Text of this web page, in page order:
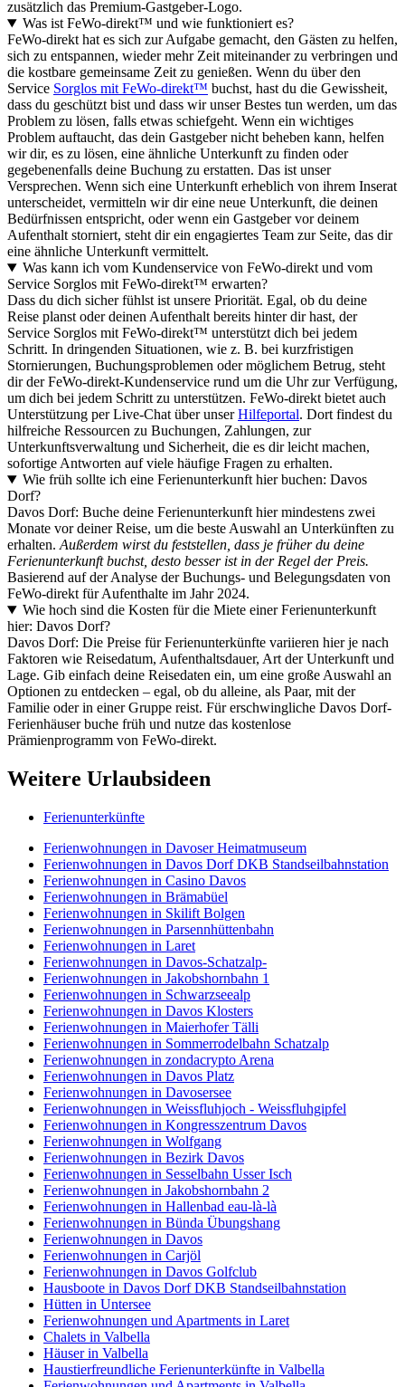
zusätzlich das Premium-Gastgeber-Logo.
Was ist FeWo-direkt™ und wie funktioniert es?
FeWo-direkt hat es sich zur Aufgabe gemacht, den Gästen zu helfen,
sich zu entspannen, wieder mehr Zeit miteinander zu verbringen und
die kostbare gemeinsame Zeit zu genießen. Wenn du über den
Service Sorglos mit FeWo-direkt™ buchst, hast du die Gewissheit,
dass du geschützt bist und dass wir unser Bestes tun werden, um das
Problem zu lösen, falls etwas schiefgeht. Wenn ein wichtiges
Problem auftaucht, das dein Gastgeber nicht beheben kann, helfen
wir dir, es zu lösen, eine ähnliche Unterkunft zu finden oder
gegebenenfalls deine Buchung zu erstatten. Das ist unser
Versprechen. Wenn sich eine Unterkunft erheblich von ihrem Inserat
unterscheidet, vermitteln wir dir eine neue Unterkunft, die deinen
Bedürfnissen entspricht, oder wenn ein Gastgeber vor deinem
Aufenthalt storniert, steht dir ein engagiertes Team zur Seite, das dir
eine ähnliche Unterkunft vermittelt.
Was kann ich vom Kundenservice von FeWo-direkt und vom
Service Sorglos mit FeWo-direkt™ erwarten?
Dass du dich sicher fühlst ist unsere Priorität. Egal, ob du deine
Reise planst oder deinen Aufenthalt bereits hinter dir hast, der
Service Sorglos mit FeWo-direkt™ unterstützt dich bei jedem
Schritt. In dringenden Situationen, wie z. B. bei kurzfristigen
Stornierungen, Buchungsproblemen oder möglichem Betrug, steht
dir der FeWo-direkt-Kundenservice rund um die Uhr zur Verfügung,
um dich bei jedem Schritt zu unterstützen. FeWo-direkt bietet auch
Unterstützung per Live-Chat über unserHilfeportal. Dort findest du
hilfreiche Ressourcen zu Buchungen, Zahlungen, zur
Unterkunftsverwaltung und Sicherheit, die es dir leicht machen,
sofortige Antworten auf viele häufige Fragen zu erhalten.
Wie früh sollte ich eine Ferienunterkunft hier buchen: Davos
Dorf?
Davos Dorf: Buche deine Ferienunterkunft hier mindestens zwei
Monate vor deiner Reise, um die beste Auswahl an Unterkünften zu
erhalten. Außerdem wirst du feststellen, dass je früher du deine
Ferienunterkunft buchst, desto besser ist in der Regel der Preis.
Basierend auf der Analyse der Buchungs- und Belegungsdaten von
FeWo-direkt für Aufenthalte im Jahr 2024.
Wie hoch sind die Kosten für die Miete einer Ferienunterkunft
hier: Davos Dorf?
Davos Dorf: Die Preise für Ferienunterkünfte variieren hier je nach
Faktoren wie Reisedatum, Aufenthaltsdauer, Art der Unterkunft und
Lage. Gib einfach deine Reisedaten ein, um eine große Auswahl an
Optionen zu entdecken – egal, ob du alleine, als Paar, mit der
Familie oder in einer Gruppe reist. Für erschwingliche Davos Dorf-
Ferienhäuser buche früh und nutze das kostenlose
Prämienprogramm von FeWo-direkt.
Weitere Urlaubsideen
Ferienunterkünfte
Ferienwohnungen in Davoser Heimatmuseum
Ferienwohnungen in Davos Dorf DKB Standseilbahnstation
Ferienwohnungen in Casino Davos
Ferienwohnungen in Brämabüel
Ferienwohnungen in Skilift Bolgen
Ferienwohnungen in Parsennhüttenbahn
Ferienwohnungen in Laret
Ferienwohnungen in Davos-Schatzalp-
Ferienwohnungen in Jakobshornbahn 1
Ferienwohnungen in Schwarzseealp
Ferienwohnungen in Davos Klosters
Ferienwohnungen in Maierhofer Tälli
Ferienwohnungen in Sommerrodelbahn Schatzalp
Ferienwohnungen in zondacrypto Arena
Ferienwohnungen in Davos Platz
Ferienwohnungen in Davosersee
Ferienwohnungen in Weissfluhjoch - Weissfluhgipfel
Ferienwohnungen in Kongresszentrum Davos
Ferienwohnungen in Wolfgang
Ferienwohnungen in Bezirk Davos
Ferienwohnungen in Sesselbahn Usser Isch
Ferienwohnungen in Jakobshornbahn 2
Ferienwohnungen in Hallenbad eau-là-là
Ferienwohnungen in Bünda Übungshang
Ferienwohnungen in Davos
Ferienwohnungen in Carjöl
Ferienwohnungen in Davos Golfclub
Hausboote in Davos Dorf DKB Standseilbahnstation
Hütten in Untersee
Ferienwohnungen und Apartments in Laret
Chalets in Valbella
Häuser in Valbella
Haustierfreundliche Ferienunterkünfte in Valbella